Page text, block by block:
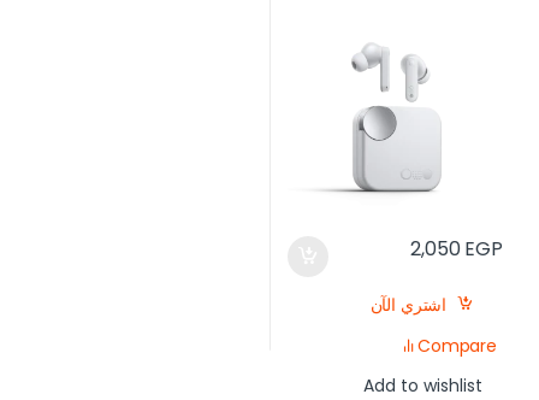
2,050EGP
اشتري الآن
Compare
Add to wishlist